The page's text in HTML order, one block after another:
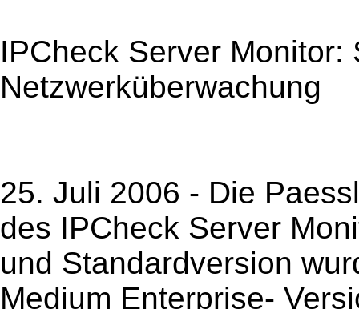
IPCheck Server
Netzwerküberwachung
25. Juli 2006 - Die
des IPCheck Server
und Standardversion
Medium Enterprise-